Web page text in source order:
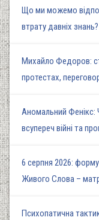
Що ми можемо
втрату давніх знань?
Михайло Федоров:
протестах,
Аномальний Фенікс:
всупереч війні та
6 серпня 2026:
Живого Слова –
Психопатична